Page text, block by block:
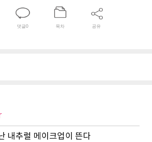
댓글0 목차 공유
내추럴 메이크업이 뜬다